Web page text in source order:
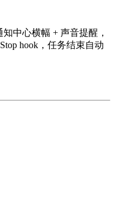
知中心横幅 + 声音提醒，
hook，任务结束自动